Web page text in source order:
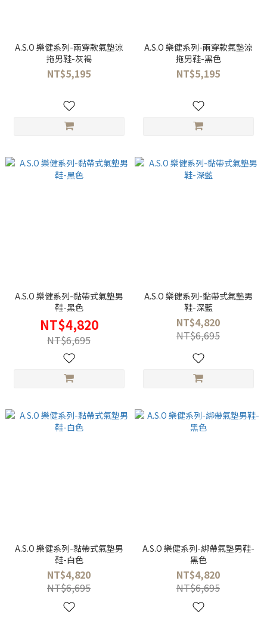
A.S.O 樂健系列-兩穿款氣墊涼
拖男鞋-灰褐
NT$5,195
A.S.O 樂健系列-兩穿款氣墊涼
拖男鞋-黑色
NT$5,195
A.S.O 樂健系列-黏帶式氣墊男
鞋-黑色
NT$4,820
NT$6,695
A.S.O 樂健系列-黏帶式氣墊男
鞋-深藍
NT$4,820
NT$6,695
A.S.O 樂健系列-黏帶式氣墊男
鞋-白色
NT$4,820
NT$6,695
A.S.O 樂健系列-綁帶氣墊男鞋-
黑色
NT$4,820
NT$6,695